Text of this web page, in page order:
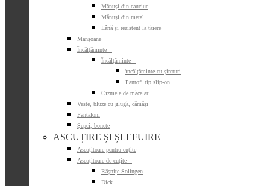
Mănuși din cauciuc
Mănuși din metal
Lână și rezistent la tăiere
Manșoane
Încălțăminte
Încălțăminte
încălțăminte cu șireturi
Pantofi tip slip-on
Cizmele de măcelar
Veste, bluze cu glugă, cămăși
Pantaloni
Șepci, bonete
ASCUȚIRE ȘI ȘLEFUIRE
Ascuțitoare pentru cuțite
Ascuțitoare de cuțite
Râșnițe Solingen
Dick